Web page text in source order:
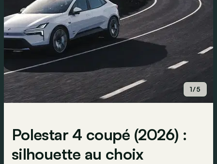
1/5
Polestar 4 coupé (2026) :
silhouette au choix